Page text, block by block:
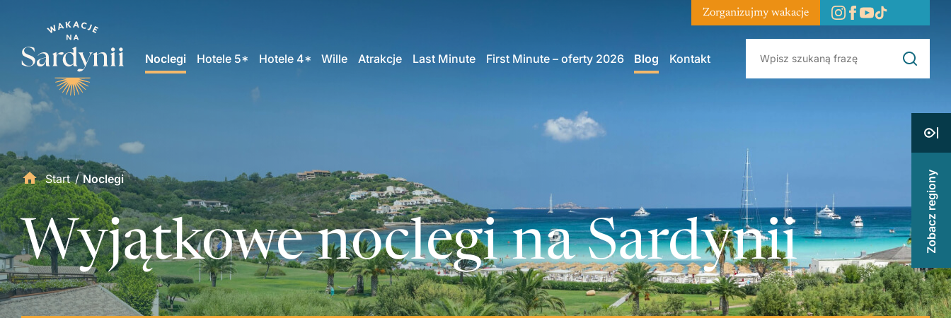
Noclegi Hotele 5* Hotele 4* Wille Atrakcje Last Minute First Minute – oferty 2026 Blog Kontakt
Zorganizujmy wakacje
Start/Noclegi
Wyjątkowe noclegi na Sardynii Zobacz regiony